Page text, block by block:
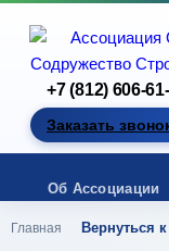
+7 (812) 606-
Заказать
Об Ассоциации
Главная Вернуться